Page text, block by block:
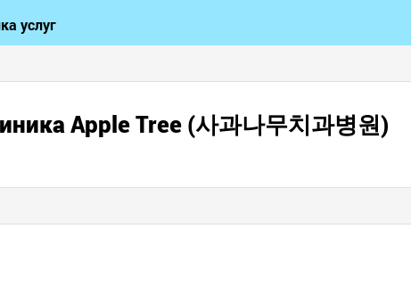
услуг
Apple Tree (사과나무치과병원)